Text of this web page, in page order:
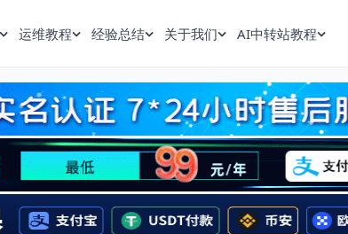
运维教程 经验总结 关于我们 AI中转站教程